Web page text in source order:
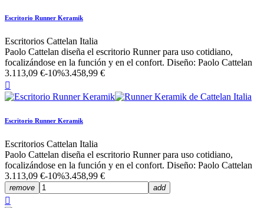
Escritorio Runner Keramik
Escritorios Cattelan Italia
Paolo Cattelan diseña el escritorio Runner para uso cotidiano,
focalizándose en la función y en el confort. Diseño: Paolo Cattelan
3.113,09 €-10%3.458,99 €

Escritorio Runner Keramik
Escritorios Cattelan Italia
Paolo Cattelan diseña el escritorio Runner para uso cotidiano,
focalizándose en la función y en el confort. Diseño: Paolo Cattelan
3.113,09 €-10%3.458,99 €
remove add
